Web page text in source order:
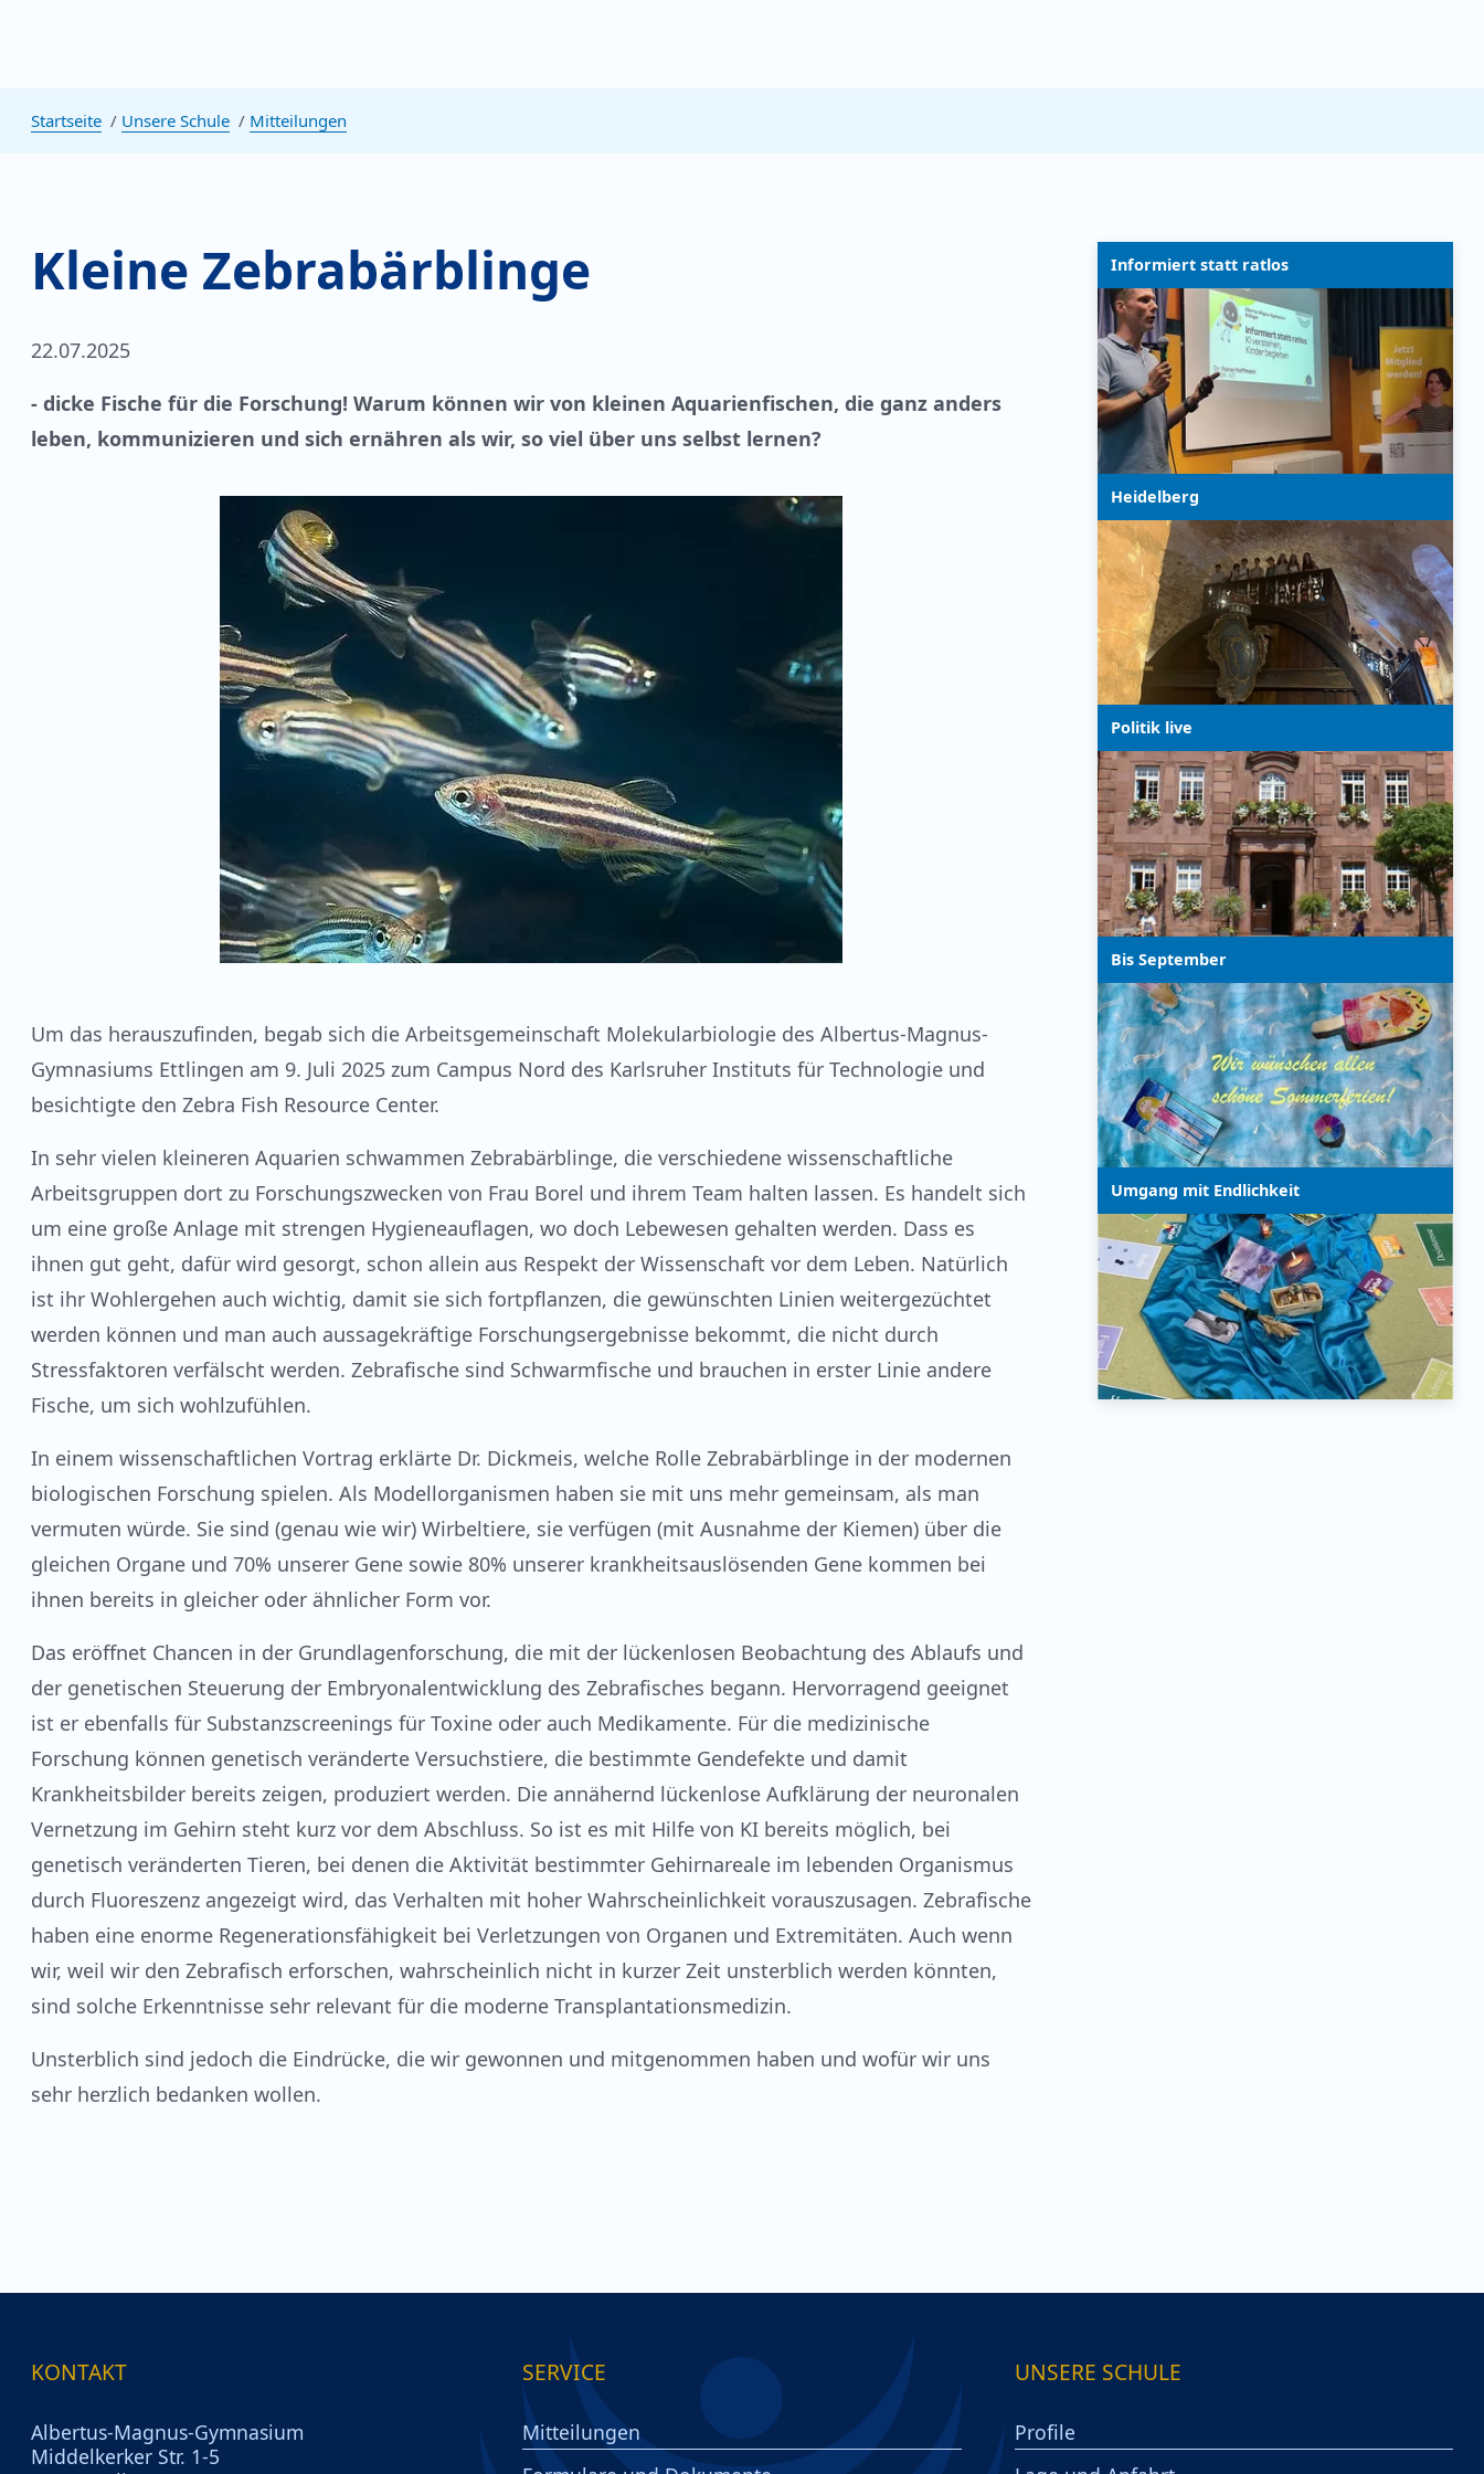
Startseite Unsere Schule Mitteilungen
Kleine Zebrabärblinge
22.07.2025
- dicke Fische für die Forschung! Warum können wir von kleinen Aquarienfischen, die ganz anders
leben, kommunizieren und sich ernähren als wir, so viel über uns selbst lernen?
Um das herauszufinden, begab sich die Arbeitsgemeinschaft Molekularbiologie des Albertus-Magnus-
Gymnasiums Ettlingen am 9. Juli 2025 zum Campus Nord des Karlsruher Instituts für Technologie und
besichtigte den Zebra Fish Resource Center.
In sehr vielen kleineren Aquarien schwammen Zebrabärblinge, die verschiedene wissenschaftliche
Arbeitsgruppen dort zu Forschungszwecken von Frau Borel und ihrem Team halten lassen. Es handelt sich
um eine große Anlage mit strengen Hygieneauflagen, wo doch Lebewesen gehalten werden. Dass es
ihnen gut geht, dafür wird gesorgt, schon allein aus Respekt der Wissenschaft vor dem Leben. Natürlich
ist ihr Wohlergehen auch wichtig, damit sie sich fortpflanzen, die gewünschten Linien weitergezüchtet
werden können und man auch aussagekräftige Forschungsergebnisse bekommt, die nicht durch
Stressfaktoren verfälscht werden. Zebrafische sind Schwarmfische und brauchen in erster Linie andere
Fische, um sich wohlzufühlen.
In einem wissenschaftlichen Vortrag erklärte Dr. Dickmeis, welche Rolle Zebrabärblinge in der modernen
biologischen Forschung spielen. Als Modellorganismen haben sie mit uns mehr gemeinsam, als man
vermuten würde. Sie sind (genau wie wir) Wirbeltiere, sie verfügen (mit Ausnahme der Kiemen) über die
gleichen Organe und 70% unserer Gene sowie 80% unserer krankheitsauslösenden Gene kommen bei
ihnen bereits in gleicher oder ähnlicher Form vor.
Das eröffnet Chancen in der Grundlagenforschung, die mit der lückenlosen Beobachtung des Ablaufs und
der genetischen Steuerung der Embryonalentwicklung des Zebrafisches begann. Hervorragend geeignet
ist er ebenfalls für Substanzscreenings für Toxine oder auch Medikamente. Für die medizinische
Forschung können genetisch veränderte Versuchstiere, die bestimmte Gendefekte und damit
Krankheitsbilder bereits zeigen, produziert werden. Die annähernd lückenlose Aufklärung der neuronalen
Vernetzung im Gehirn steht kurz vor dem Abschluss. So ist es mit Hilfe von KI bereits möglich, bei
genetisch veränderten Tieren, bei denen die Aktivität bestimmter Gehirnareale im lebenden Organismus
durch Fluoreszenz angezeigt wird, das Verhalten mit hoher Wahrscheinlichkeit vorauszusagen. Zebrafische
haben eine enorme Regenerationsfähigkeit bei Verletzungen von Organen und Extremitäten. Auch wenn
wir, weil wir den Zebrafisch erforschen, wahrscheinlich nicht in kurzer Zeit unsterblich werden könnten,
sind solche Erkenntnisse sehr relevant für die moderne Transplantationsmedizin.
Unsterblich sind jedoch die Eindrücke, die wir gewonnen und mitgenommen haben und wofür wir uns
sehr herzlich bedanken wollen.
Informiert statt ratlos
Heidelberg
Politik live
Bis September
Umgang mit Endlichkeit
KONTAKT
Albertus-Magnus-Gymnasium
Middelkerker Str. 1-5
SERVICE
Mitteilungen
UNSERE SCHULE
Profile